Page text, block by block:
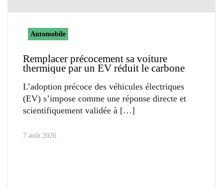
Automobile
Remplacer précocement sa voiture
thermique par un EV réduit le carbone
L’adoption précoce des véhicules électriques
(EV) s’impose comme une réponse directe et
scientifiquement validée à
7 août 2026